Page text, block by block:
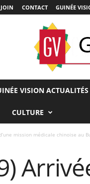
CONTACT GUINÉE
VISION ACTUALITÉS
CULTURE
mission médicale chinoise au